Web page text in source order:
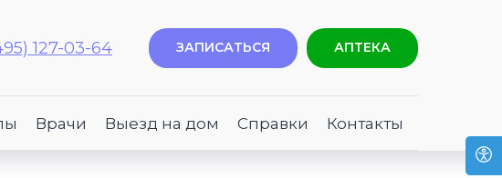
127-03-64 ЗАПИСАТЬСЯ АПТЕКА
Врачи Выезд на дом Справки Контакты